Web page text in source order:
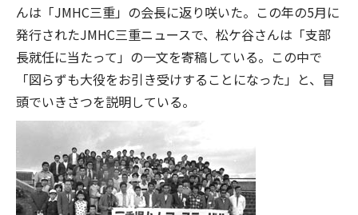
んは「JMHC三重」の会長に返り咲いた。この年の5月に
発行されたJMHC三重ニュースで、松ケ谷さんは「支部
長就任に当たって」の一文を寄稿している。この中で
「図らずも大役をお引き受けすることになった」と、冒
頭でいきさつを説明している。